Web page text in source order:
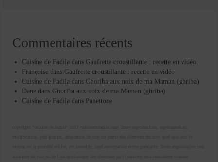
Commentaires récents
Cuisine de Fadila dans Gaufrette croustillante : recette en vidéo
Françoise dans Gaufrette croustillante : recette en vidéo
Cuisine de Fadila dans Ghoriba aux noix de ma Maman (ghriba)
Dane dans Ghoriba aux noix de ma Maman (ghriba)
Cuisine de Fadila dans Panettone